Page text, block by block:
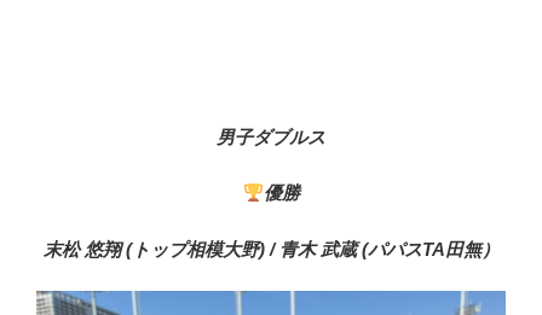
男子ダブルス
優勝
末松 悠翔 (トップ相模大野) / 青木 武蔵 (パパスTA田無）